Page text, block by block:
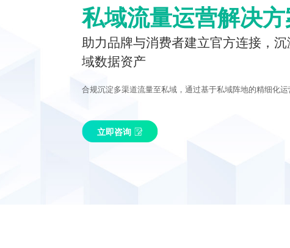
私域流量运营解决
助力品牌与消费者建立官方连接，
域数据资产
合规沉淀多渠道流量至私域，通过基于私域阵地的精细化运
立即咨询